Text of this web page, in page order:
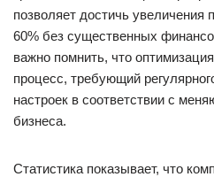
позволяет достичь увеличения
60% без существенных
важно помнить, что
процесс, требующий
настроек в соответствии с
бизнеса.
Статистика показывает, что